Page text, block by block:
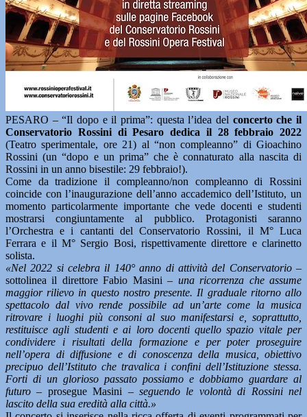
PESARO – “Il dopo e il prima”: questa l’idea del concerto che il
Conservatorio Rossini di Pesaro dedica il 28 febbraio 2022
(Teatro sperimentale, ore 21) al “non compleanno” di Gioachino
Rossini (un “dopo e un prima” che è connaturato alla nascita di
Rossini in un anno bisestile: 29 febbraio!).
Come da tradizione il compleanno/non compleanno di Rossini
coincide con l’inaugurazione dell’anno accademico dell’Istituto, un
momento particolarmente importante che vede docenti e studenti
mostrarsi congiuntamente al pubblico. Protagonisti saranno
l’Orchestra e i cantanti del Conservatorio Rossini, il M° Luca
Ferrara e il M° Sergio Bosi, rispettivamente direttore e clarinetto
solista.
«Nel 2022 si celebra il 140° anno di attività del Conservatorio–
sottolinea il direttore Fabio Masini – una ricorrenza che assume
maggior rilievo in questo nostro presente. Il graduale ritorno allo
spettacolo dal vivo rende possibile ad un’arte come la musica
ritrovare i luoghi più consoni al suo manifestarsi e, soprattutto,
restituisce agli studenti e ai loro docenti quello spazio vitale per
condividere i risultati della formazione e per poter proseguire
nell’opera di diffusione e di conoscenza della musica, obiettivo
precipuo dell’Istituto che travalica i confini dell’Istituzione stessa.
Forti di un glorioso passato possiamo e dobbiamo guardare al
futuro – prosegue Masini – seguendo le volontà di Rossini nel
lascito della sua eredità alla città.»